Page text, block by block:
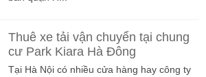
Thuê xe tải vận chuyển tại chung
cư Park Kiara Hà Đông
Tại Hà Nội có nhiều cửa hàng hay công ty